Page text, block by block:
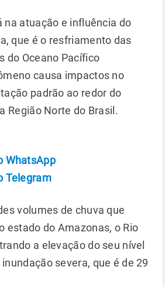
na atuação e influência do
que é o resfriamento das
do Oceano Pacífico
causa impactos no
padrão ao redor do
Região Norte do Brasil.
WhatsApp
Telegram
volumes de chuva que
estado do Amazonas, o Rio
a elevação do seu nível
severa, que é de 29